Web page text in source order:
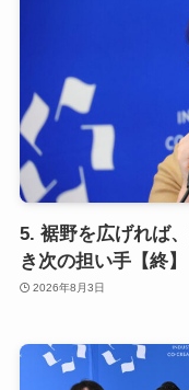
5. 裾野を広げれば
き次の担い手【終】
2026年8月3日